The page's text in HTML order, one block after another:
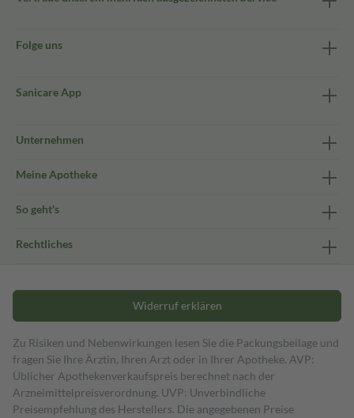
Folge uns
Sanicare App
Unternehmen
Meine Apotheke
So geht's
Rechtliches
Widerruf erklären
Zu Risiken und Nebenwirkungen lesen Sie die Packungsbeilage und
fragen Sie Ihre Ärztin, Ihren Arzt oder in Ihrer Apotheke. AVP:
Üblicher Apothekenverkaufspreis berechnet nach der
Arzneimittelpreisverordnung. UVP: Unverbindliche
Preisempfehlung des Herstellers. Die angegebenen Preise